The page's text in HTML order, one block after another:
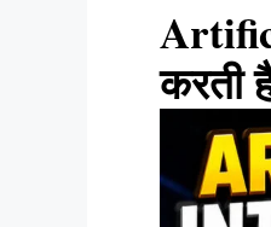
करती